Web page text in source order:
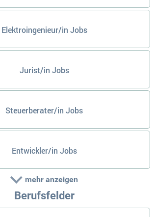
Elektroingenieur/in Jobs
Jurist/in Jobs
Steuerberater/in Jobs
Entwickler/in Jobs
mehr anzeigen
Berufsfelder